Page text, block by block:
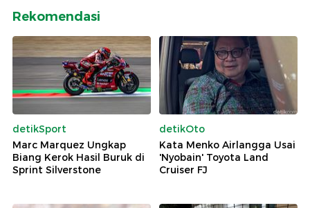
Rekomendasi
detikSport
Marc Marquez Ungkap
Biang Kerok Hasil Buruk di
Sprint Silverstone
detikOto
Kata Menko Airlangga Usai
'Nyobain' Toyota Land
Cruiser FJ